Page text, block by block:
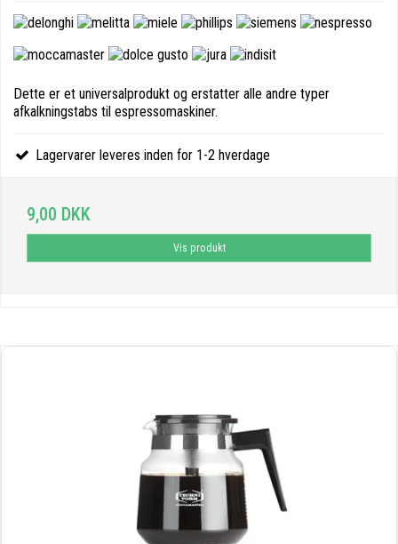
Dette er et universalprodukt og erstatter alle andre typer
afkalkningstabs til espressomaskiner.
Lagervarer leveres inden for 1-2 hverdage
9,00 DKK
Vis produkt